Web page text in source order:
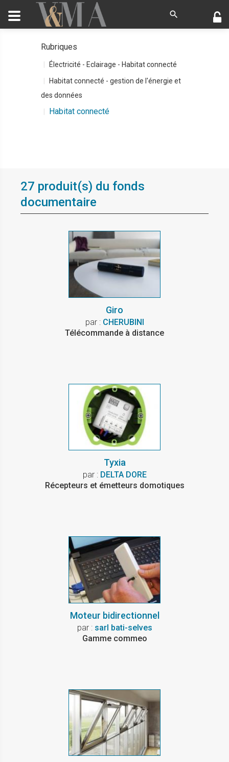
Rubriques
Électricité - Eclairage - Habitat connecté
Habitat connecté - gestion de l'énergie et
des données
Habitat connecté
27 produit(s) du fonds
documentaire
Giro
par : CHERUBINI
Télécommande à distance
Tyxia
par : DELTA DORE
Récepteurs et émetteurs domotiques
Moteur bidirectionnel
par : sarl bati-selves
Gamme commeo